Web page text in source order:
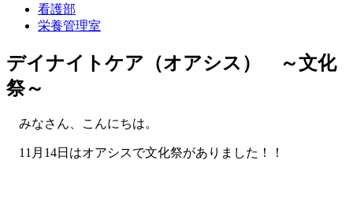
看護部
栄養管理室
デイナイトケア（オアシス） ～文化
祭～
みなさん、こんにちは。
11月14日はオアシスで文化祭がありました！！